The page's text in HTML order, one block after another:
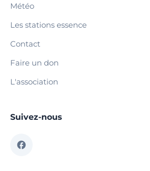
Météo
Les stations essence
Contact
Faire un don
L'association
Suivez-nous